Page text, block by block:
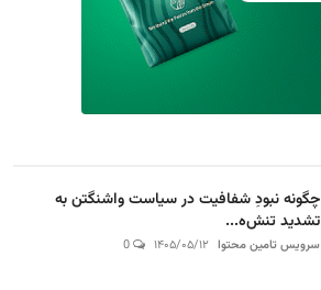
چگونه نبودِ شفافیت در سیاست واشنگتن به
تشدید تنش‌ه...
سرویس تامین محتوا ۱۴۰۵/۰۵/۱۲